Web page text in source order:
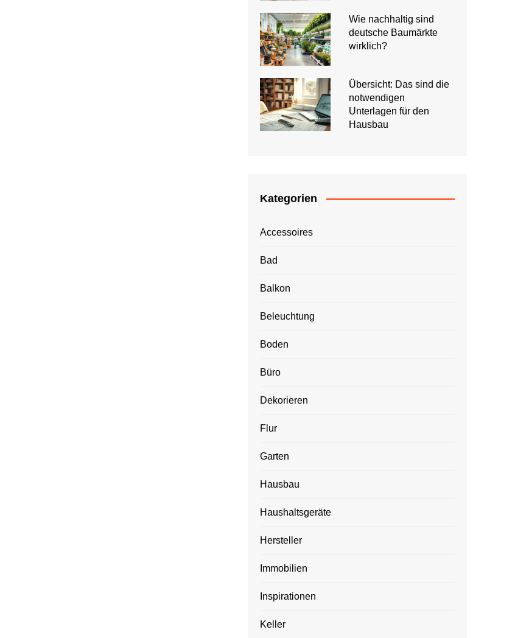
Wie nachhaltig sind
deutsche Baumärkte
wirklich?
Übersicht: Das sind die
notwendigen
Unterlagen für den
Hausbau
Kategorien
Accessoires
Bad
Balkon
Beleuchtung
Boden
Büro
Dekorieren
Flur
Garten
Hausbau
Haushaltsgeräte
Hersteller
Immobilien
Inspirationen
Keller